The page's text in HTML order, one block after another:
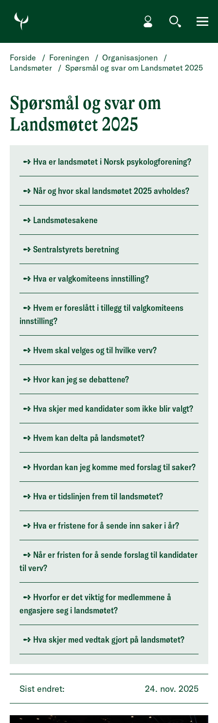
HOPP TIL HOVEDINNHOLD
Min side
Søk Meny
Forside / Foreningen / Organisasjonen
/
Landsmøter
/ Spørsmål og svar om Landsmøtet 2025
Spørsmål og svar om
Landsmøtet 2025
Hva er landsmøtet i Norsk psykologforening?
Når og hvor skal landsmøtet 2025 avholdes?
Landsmøtesakene
Sentralstyrets beretning
Hva er valgkomiteens innstilling?
Hvem er foreslått i tillegg til valgkomiteens
innstilling?
Hvem skal velges og til hvilke verv?
Hvor kan jeg se debattene?
Hva skjer med kandidater som ikke blir valgt?
Hvem kan delta på landsmøtet?
Hvordan kan jeg komme med forslag til saker?
Hva er tidslinjen frem til landsmøtet?
Hva er fristene for å sende inn saker i år?
Når er fristen for å sende forslag til kandidater
til verv?
Hvorfor er det viktig for medlemmene å
engasjere seg i landsmøtet?
Hva skjer med vedtak gjort på landsmøtet?
Sist endret: 24. nov. 2025